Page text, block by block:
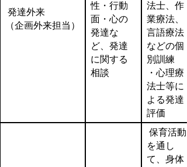
発達外来
（企画外来担当）
性・行動
面・心の
発達な
ど、発達
に関する
相談
法士、作
業療法、
言語療法
などの個
別訓練
・心理療
法士等に
よる発達
評価
保育活動
を通し
て、身体